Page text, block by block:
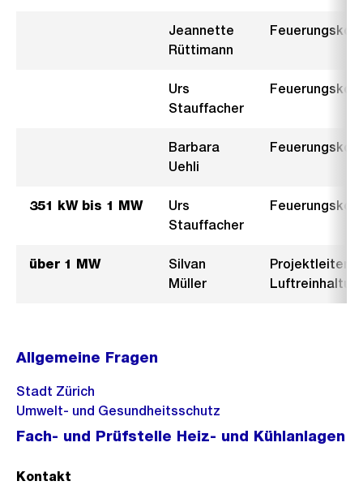
Jeannette
Rüttimann
Urs
Stauffacher
Barbara
Uehli
351 kW bis 1 MW
Urs
Stauffacher
über 1 MW
Silvan
Müller
Projektleiter
Allgemeine Fragen
Stadt Zürich
Umwelt- und Gesundheitsschutz
Fach- und Prüfstelle Heiz- und Kühlanlagen
Kontakt